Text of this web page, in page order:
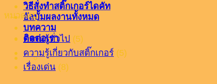
วิธีสั่งทำสติ๊กเกอร์ไดคัท
อัลบั้มผลงานทั้งหมด
บทความ
ติดต่อเรา
หมวดหมู่
ความรู้ทั่วไป (5)
ความรู้เกี่ยวกับสติ๊กเกอร์ (5)
เรื่องเด่น (8)